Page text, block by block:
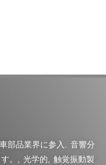
部品業界に参入. 音響分
。, 光学的, 触覚振動製